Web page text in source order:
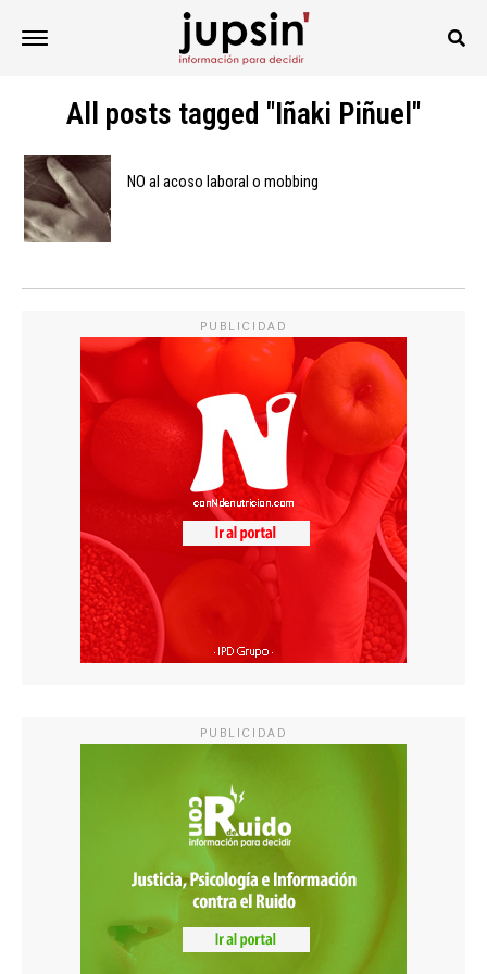
All posts tagged "Iñaki Piñuel"
NO al acoso laboral o mobbing
PUBLICIDAD
PUBLICIDAD